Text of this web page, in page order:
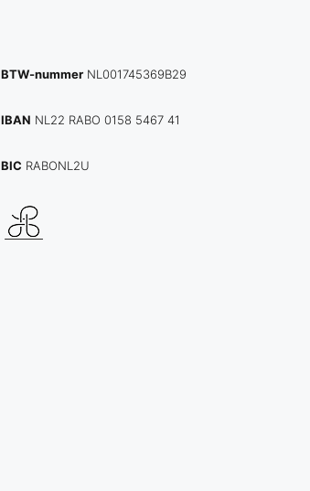
BTW-nummer NL001745369B29
IBAN NL22 RABO 0158 5467 41
BIC RABONL2U